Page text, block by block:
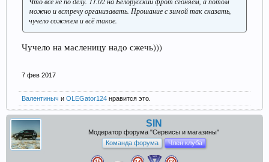
можно и встречу организавать. Прошание с зимой так сказать,
чучело сожжем и всё такое.
Чучело на масленицу надо сжечь)))
7 фев 2017
Валентиныч и OLEGator124 нравится это.
SIN
Модератор форума "Сервисы и магазины"
Команда форума
Член клуба